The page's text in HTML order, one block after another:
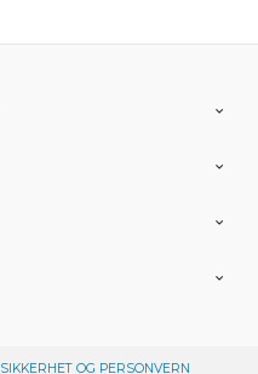
SIKKERHET OG PERSONVERN